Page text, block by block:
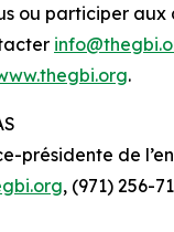
ou participer
.
présidente de
, (971) 256-